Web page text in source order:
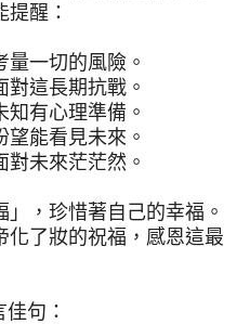
醒：
量一切的風險。
這長期抗戰。
知有心理準備。
能看見未來。
未來茫茫然。
，珍惜著自己的幸福。
化了妝的祝福，感恩這最
句：